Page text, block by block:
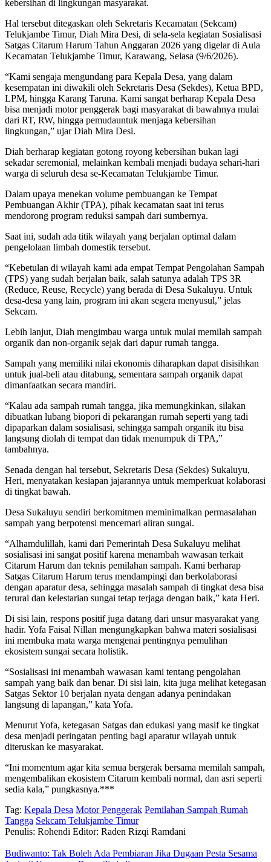
kebersihan di lingkungan masyarakat.
Hal tersebut ditegaskan oleh Sekretaris Kecamatan (Sekcam)
Telukjambe Timur, Diah Mira Desi, di sela-sela kegiatan Sosialisasi
Satgas Citarum Harum Tahun Anggaran 2026 yang digelar di Aula
Kecamatan Telukjambe Timur, Karawang, Selasa (9/6/2026).
“Kami sengaja mengundang para Kepala Desa, yang dalam
kesempatan ini diwakili oleh Sekretaris Desa (Sekdes), Ketua BPD,
LPM, hingga Karang Taruna. Kami sangat berharap Kepala Desa
bisa menjadi motor penggerak bagi masyarakat di bawahnya mulai
dari RT, RW, hingga pemudauntuk menjaga kebersihan
lingkungan,” ujar Diah Mira Desi.
Diah berharap kegiatan gotong royong kebersihan bukan lagi
sekadar seremonial, melainkan kembali menjadi budaya sehari-hari
warga di seluruh desa se-Kecamatan Telukjambe Timur.
Dalam upaya menekan volume pembuangan ke Tempat
Pembuangan Akhir (TPA), pihak kecamatan saat ini terus
mendorong program reduksi sampah dari sumbernya.
Saat ini, sudah ada titik wilayah yang berjalan optimal dalam
pengelolaan limbah domestik tersebut.
“Kebetulan di wilayah kami ada empat Tempat Pengolahan Sampah
(TPS) yang sudah berjalan baik, salah satunya adalah TPS 3R
(Reduce, Reuse, Recycle) yang berada di Desa Sukaluyu. Untuk
desa-desa yang lain, program ini akan segera menyusul,” jelas
Sekcam.
Lebih lanjut, Diah mengimbau warga untuk mulai memilah sampah
organik dan non-organik sejak dari dapur rumah tangga.
Sampah yang memiliki nilai ekonomis diharapkan dapat disisihkan
untuk jual-beli atau ditabung, sementara sampah organik dapat
dimanfaatkan secara mandiri.
“Kalau ada sampah rumah tangga, jika memungkinkan, silakan
dibuatkan lubang biopori di pekarangan rumah seperti yang tadi
dipaparkan dalam sosialisasi, sehingga sampah organik itu bisa
langsung diolah di tempat dan tidak menumpuk di TPA,”
tambahnya.
Senada dengan hal tersebut, Sekretaris Desa (Sekdes) Sukaluyu,
Heri, menyatakan kesiapan jajarannya untuk memperkuat kolaborasi
di tingkat bawah.
Desa Sukaluyu sendiri berkomitmen meminimalkan permasalahan
sampah yang berpotensi mencemari aliran sungai.
“Alhamdulillah, kami dari Pemerintah Desa Sukaluyu melihat
sosialisasi ini sangat positif karena menambah wawasan terkait
Citarum Harum dan teknis pemilahan sampah. Kami berharap
Satgas Citarum Harum terus mendampingi dan berkolaborasi
dengan aparatur desa, sehingga masalah sampah di tingkat desa bisa
terurai dan kelestarian sungai tetap terjaga dengan baik,” kata Heri.
Di sisi lain, respons positif juga datang dari unsur masyarakat yang
hadir. Yofa Faisal Nillan mengungkapkan bahwa materi sosialisasi
ini membuka mata warga mengenai pentingnya pemulihan
ekosistem sungai secara holistik.
“Sosialisasi ini menambah wawasan kami tentang pengolahan
sampah yang baik dan benar. Di sisi lain, kita juga melihat ketegasan
Satgas Sektor 10 berjalan nyata dengan adanya penindakan
langsung di lapangan,” kata Yofa.
Menurut Yofa, ketegasan Satgas dan edukasi yang masif ke tingkat
desa menjadi peringatan penting bagi aparatur wilayah untuk
diteruskan ke masyarakat.
“Ini momentum agar kita semua bergerak bersama memilah sampah,
mengembalikan ekosistem Citarum kembali normal, dan asri seperti
sedia kala,” pungkasnya.***
Tag: Kepala Desa Motor Penggerak Pemilahan Sampah Rumah
Tangga Sekcam Telukjambe Timur
Penulis: Rohendi Editor: Raden Rizqi Ramdani
Budiwanto: Tak Boleh Ada Pembiaran Jika Dugaan Pesta Sesama